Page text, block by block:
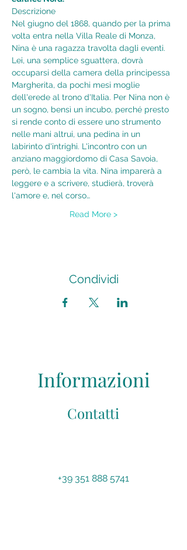
Descrizione
Nel giugno del 1868, quando per la prima
volta entra nella Villa Reale di Monza,
Nina è una ragazza travolta dagli eventi.
Lei, una semplice sguattera, dovrà
occuparsi della camera della principessa
Margherita, da pochi mesi moglie
dell'erede al trono d'Italia. Per Nina non è
un sogno, bensì un incubo, perché presto
si rende conto di essere uno strumento
nelle mani altrui, una pedina in un
labirinto d'intrighi. L'incontro con un
anziano maggiordomo di Casa Savoia,
però, le cambia la vita. Nina imparerà a
leggere e a scrivere, studierà, troverà
l'amore e, nel corso…
Read More >
Condividi
Informazioni
Contatti
+39 351 888 5741